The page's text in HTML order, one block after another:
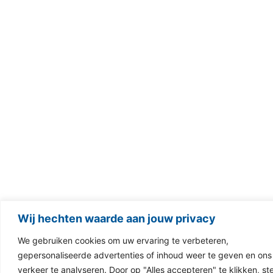
Wij hechten waarde aan jouw privacy
We gebruiken cookies om uw ervaring te verbeteren,
gepersonaliseerde advertenties of inhoud weer te geven en ons
verkeer te analyseren. Door op "Alles accepteren" te klikken,